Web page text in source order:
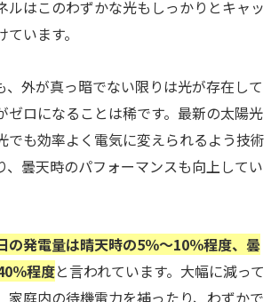
ルはこのわずかな光もしっかりとキャッ
います。
、外が真っ暗でない限りは光が存在して
ゼロになることは稀です。最新の太陽光
でも効率よく電気に変えられるよう技術
、曇天時のパフォーマンスも向上してい
の発電量は晴天時の5％〜10％程度、曇
％程度と言われています。大幅に減って